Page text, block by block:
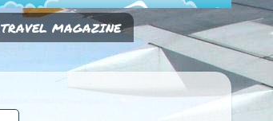
TRAVEL MAGAZINE